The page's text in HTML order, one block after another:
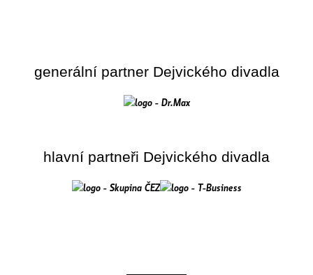
generální partner Dejvického divadla
hlavní partneři Dejvického divadla